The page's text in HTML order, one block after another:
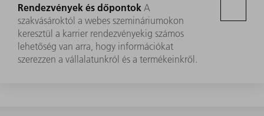
Rendezvények és dőpontok A
szakvásároktól a webes szemináriumokon
keresztül a karrier rendezvényekig számos
lehetőség van arra, hogy információkat
szerezzen a vállalatunkról és a termékeinkről.